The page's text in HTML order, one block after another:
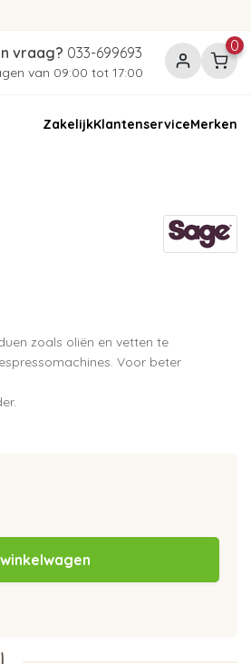
vraag? 033-699693
van 09:00 tot 17:00
0
ZakelijkKlantenserviceMerken
zoals oliën en vetten te
Voor beter